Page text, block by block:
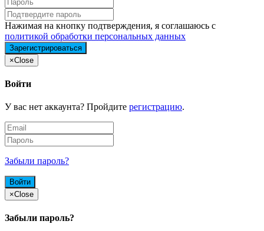
Нажимая на кнопку подтверждения, я соглашаюсь с
политикой обработки персональных данных
×Close
Войти
У вас нет аккаунта? Пройдите регистрацию.
Забыли пароль?
×Close
Забыли пароль?